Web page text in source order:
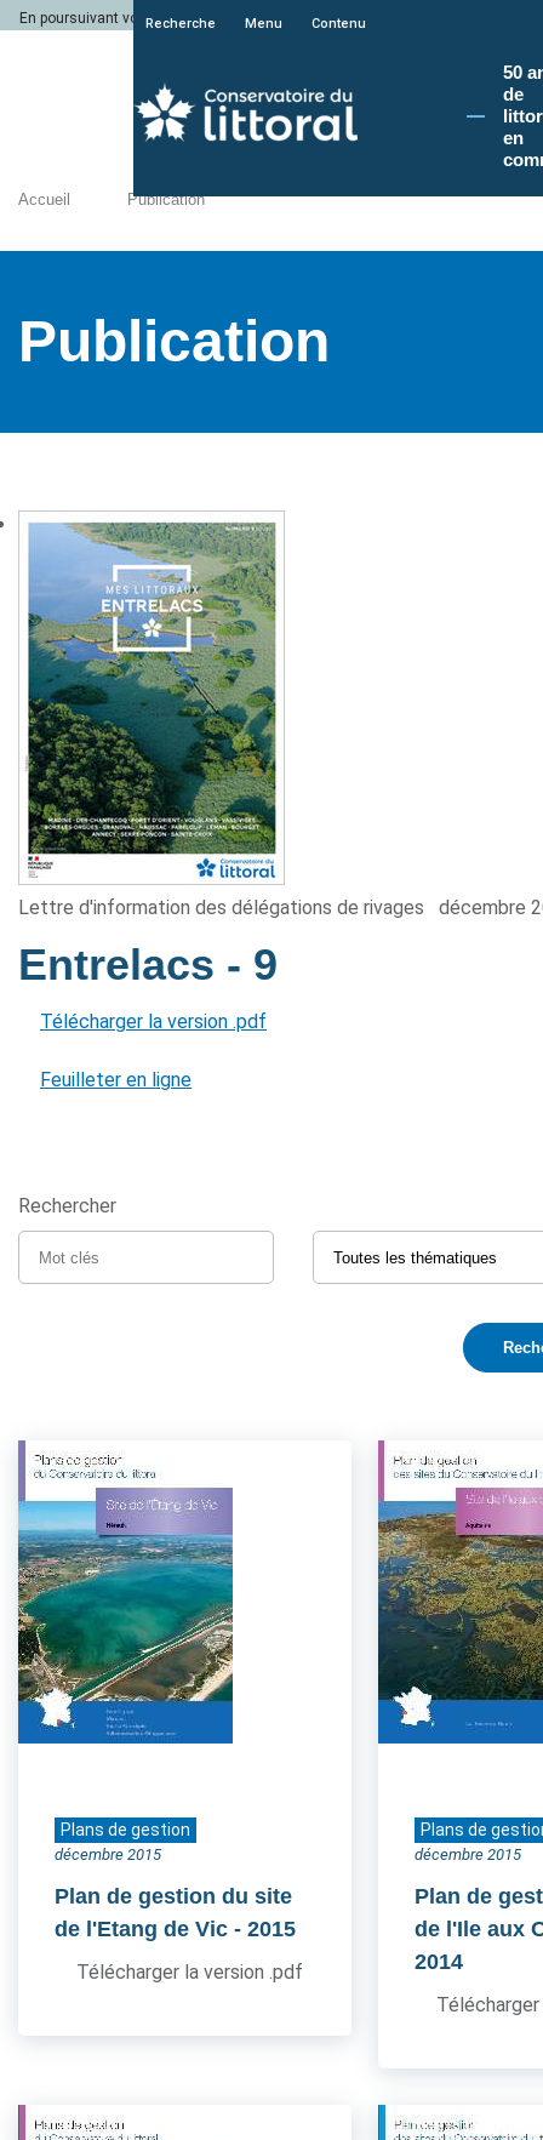
En poursuivant votre navigation sur le site du Conservatoire du littoral, vous
Recherche Menu Contenu
50
de
en
Accueil Publication
Publication
Lettre d'information des délégations de rivages décembre
Entrelacs - 9
Télécharger la version .pdf
Feuilleter en ligne
Rechercher
Plans de gestion
décembre 2015
Plan de gestion du site
de l'Etang de Vic - 2015
Télécharger la version .pdf
Plans de
décembre 2015
Plan de
de l'Ile aux
2014